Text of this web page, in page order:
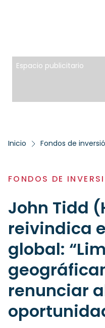
Espacio publicitario
Inicio Fondos de
FONDOS DE
John Tidd
reivindica
global:
renunciar